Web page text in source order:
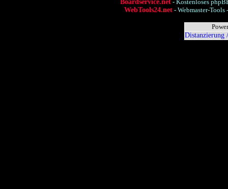
Boardservice.net - Kostenloses
WebTools24.net- Webmaster-Tools
Distanzierung